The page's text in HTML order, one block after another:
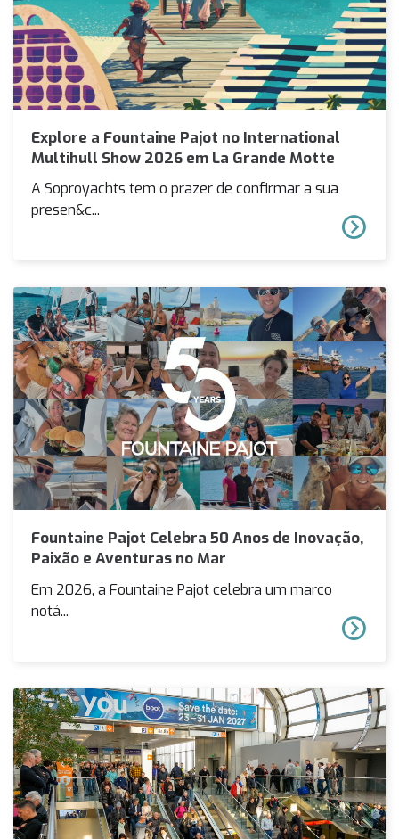
Explore a Fountaine Pajot no International
Multihull Show 2026 em La Grande Motte
A Soproyachts tem o prazer de confirmar a sua
presen&c...
Fountaine Pajot Celebra 50 Anos de Inovação,
Paixão e Aventuras no Mar
Em 2026, a Fountaine Pajot celebra um marco
notá...